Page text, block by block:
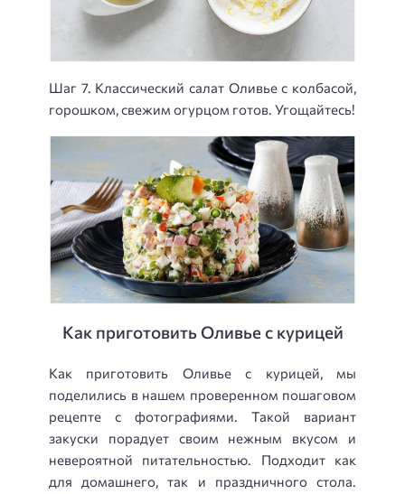
Шаг 7. Классический салат Оливье с колбасой,
горошком, свежим огурцом готов. Угощайтесь!
Как приготовить Оливье с курицей
Как приготовить Оливье с курицей, мы
поделились в нашем проверенном пошаговом
рецепте с фотографиями. Такой вариант
закуски порадует своим нежным вкусом и
невероятной питательностью. Подходит как
для домашнего, так и праздничного стола.